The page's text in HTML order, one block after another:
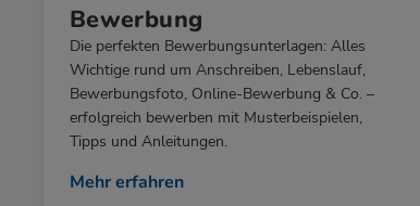
Bewerbung
Die perfekten Bewerbungsunterlagen: Alles
Wichtige rund um Anschreiben, Lebenslauf,
Bewerbungsfoto, Online-Bewerbung & Co. –
erfolgreich bewerben mit Musterbeispielen,
Tipps und Anleitungen.
Mehr erfahren